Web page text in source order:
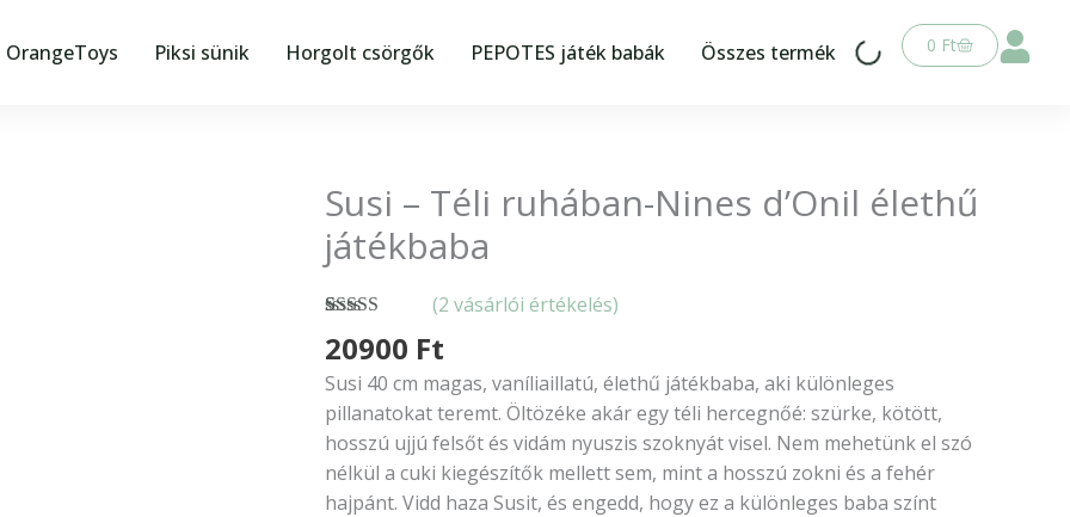
OrangeToys Piksi sünik Horgolt csörgők PEPOTES játék babák Összes termék 0 FtKosár
Susi – Téli ruhában-Nines d’Onil élethű
játékbaba
5.00az 5-
alapján
(2 vásárlói értékelés)
20900 Ft
Susi 40 cm magas, vaníliaillatú, élethű játékbaba, aki különleges
pillanatokat teremt. Öltözéke akár egy téli hercegnőé: szürke, kötött,
hosszú ujjú felsőt és vidám nyuszis szoknyát visel. Nem mehetünk el szó
nélkül a cuki kiegészítők mellett sem, mint a hosszú zokni és a fehér
hajpánt. Vidd haza Susit, és engedd, hogy ez a különleges baba színt
Susi
–
Téli
Nines
d’Onil
élethű
játékbaba
mennyiség